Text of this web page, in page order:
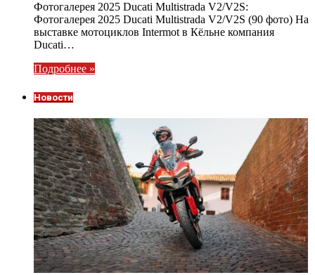
Фотогалерея 2025 Ducati Multistrada V2/V2S:
Фотогалерея 2025 Ducati Multistrada V2/V2S (90 фото) На
выставке мотоциклов Intermot в Кёльне компания
Ducati…
Подробнее »
Новости